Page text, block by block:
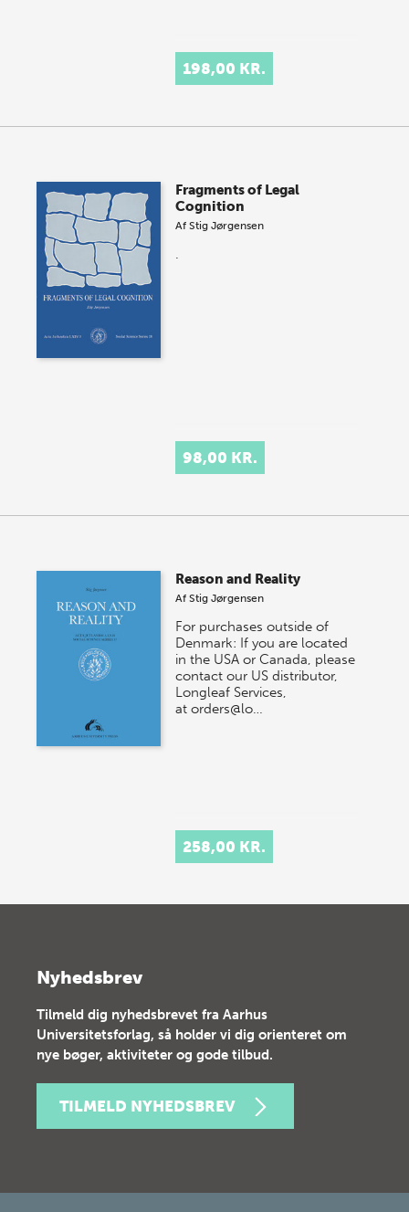
198,00 KR.
Fragments of Legal
Cognition
AfStig Jørgensen
.
98,00 KR.
Reason and Reality
AfStig Jørgensen
For purchases outside of
Denmark: If you are located
in the USA or Canada, please
contact our US distributor,
Longleaf Services,
at orders@lo…
258,00 KR.
Nyhedsbrev
Tilmeld dig nyhedsbrevet fra Aarhus
Universitetsforlag, så holder vi dig orienteret om
nye bøger, aktiviteter og gode tilbud.
TILMELD NYHEDSBREV